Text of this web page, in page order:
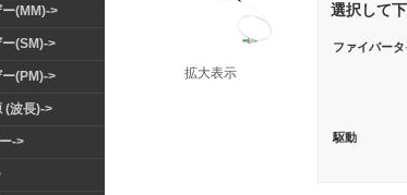
(MM)->
(SM)->
(PM)->
(波長)->
->
拡大表示
選択して
ファイバー
駆動